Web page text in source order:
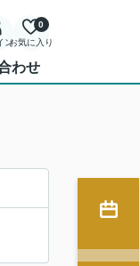
ンお気に入り
0
わせ